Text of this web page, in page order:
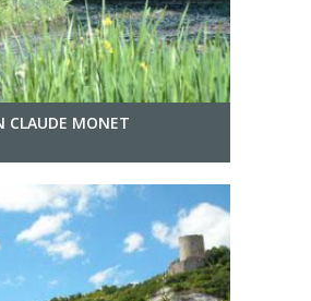
CLAUDE MONET